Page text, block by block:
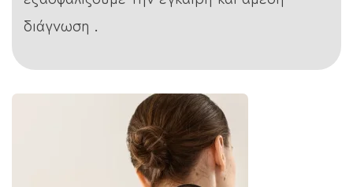
διάγνωση .